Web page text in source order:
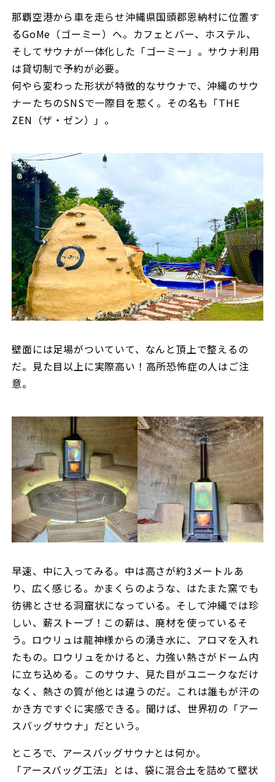
那覇空港から車を走らせ沖縄県国頭郡恩納村に位置す
るGoMe（ゴーミー）へ。カフェとバー、ホステル、
そしてサウナが一体化した「ゴーミー」。サウナ利用
は貸切制で予約が必要。
何やら変わった形状が特徴的なサウナで、沖縄のサウ
ナーたちのSNSで一際目を惹く。その名も「THE
ZEN（ザ・ゼン）」。
壁面には足場がついていて、なんと頂上で整えるの
だ。見た目以上に実際高い！高所恐怖症の人はご注
意。
早速、中に入ってみる。中は高さが約3メートルあ
り、広く感じる。かまくらのような、はたまた窯でも
彷彿とさせる洞窟状になっている。そして沖縄では珍
しい、薪ストーブ！この薪は、廃材を使っているそ
う。ロウリュは龍神様からの湧き水に、アロマを入れ
たもの。ロウリュをかけると、力強い熱さがドーム内
に立ち込める。このサウナ、見た目がユニークなだけ
なく、熱さの質が他とは違うのだ。これは誰もが汗の
かき方ですぐに実感できる。聞けば、世界初の「アー
スバッグサウナ」だという。
ところで、アースバッグサウナとは何か。
「アースバッグ工法」とは、袋に混合土を詰めて壁状